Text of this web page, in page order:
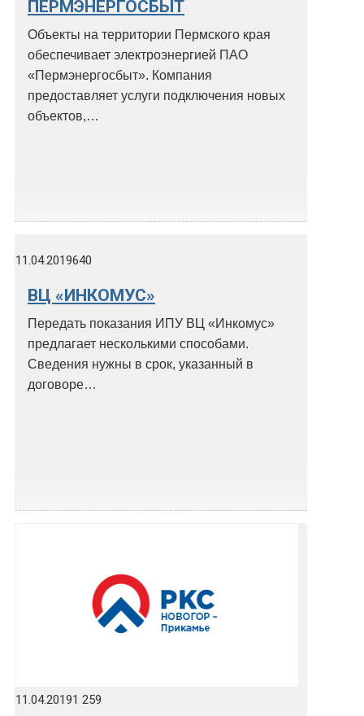
ПЕРМЭНЕРГОСБЫТ
Объекты на территории Пермского края
обеспечивает электроэнергией ПАО
«Пермэнергосбыт». Компания
предоставляет услуги подключения новых
объектов,…
11.04.2019640
ВЦ «ИНКОМУС»
Передать показания ИПУ ВЦ «Инкомус»
предлагает несколькими способами.
Сведения нужны в срок, указанный в
договоре…
11.04.20191 259